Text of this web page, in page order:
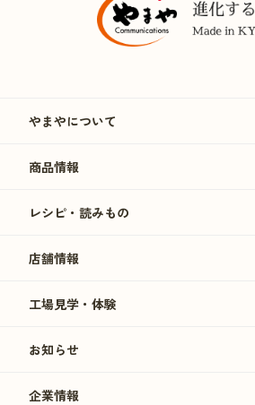
やまやについて
商品情報
レシピ・読みもの
店舗情報
工場見学・体験
お知らせ
企業情報